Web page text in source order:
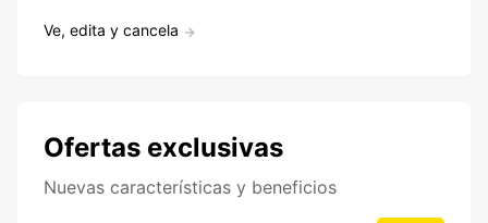
Ve, edita y cancela
Ofertas exclusivas
Nuevas características y beneficios